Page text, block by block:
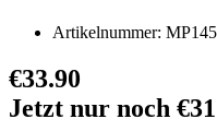
Artikelnummer:
€33.90
Jetzt nur noch